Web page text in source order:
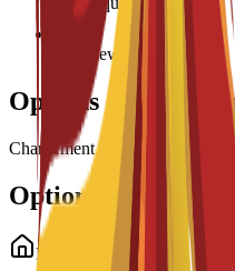
Interview required
Options de
Chargement des bourses...
Options de
Logement étudiant